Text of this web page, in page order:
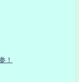
！